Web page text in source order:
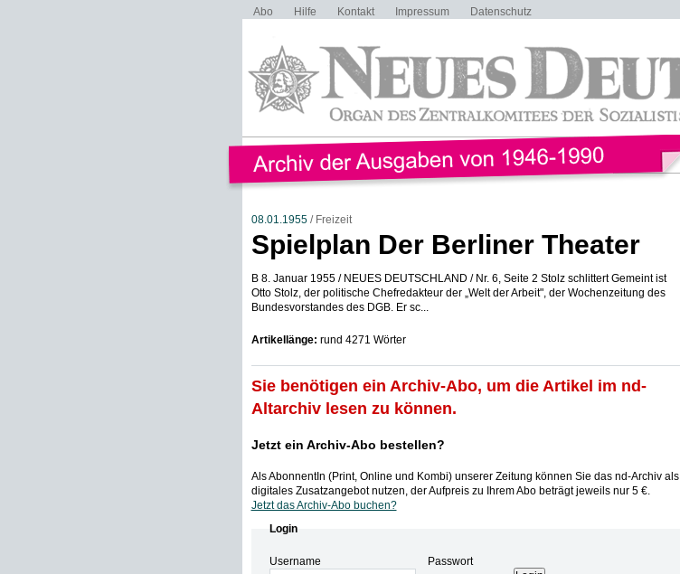
Abo Hilfe Kontakt Impressum Datenschutz
08.01.1955/ Freizeit
Spielplan Der Berliner Theater
B 8. Januar 1955 / NEUES DEUTSCHLAND / Nr. 6, Seite 2 Stolz schlittert Gemeint ist
Otto Stolz, der politische Chefredakteur der „Welt der Arbeit", der Wochenzeitung des
Bundesvorstandes des DGB. Er sc...
Artikellänge: rund 4271 Wörter
Sie benötigen ein Archiv-Abo, um die Artikel im nd-
Altarchiv lesen zu können.
Jetzt ein Archiv-Abo bestellen?
Als AbonnentIn (Print, Online und Kombi) unserer Zeitung können Sie das nd-Archiv als
digitales Zusatzangebot nutzen, der Aufpreis zu Ihrem Abo beträgt jeweils nur 5 €.
Jetzt das Archiv-Abo buchen?
Login
Username Passwort